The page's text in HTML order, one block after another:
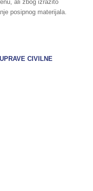
ali zbog izrazito
posipnog materijala.
CIVILNE